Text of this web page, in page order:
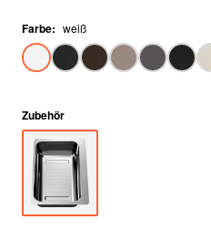
Farbe: weiß
Zubehör